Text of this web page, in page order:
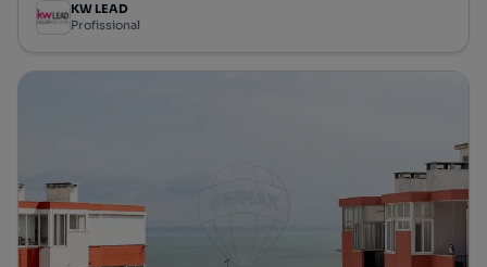
KW LEAD
Profissional